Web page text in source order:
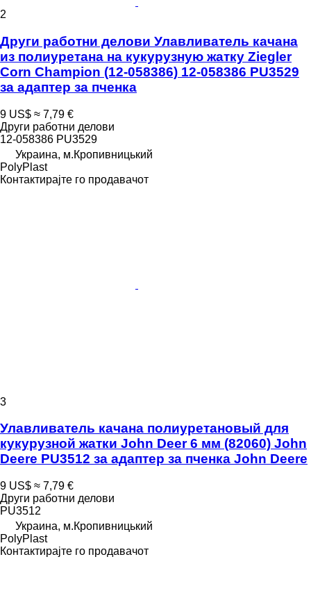
2
Други работни делови Улавливатель качана
из полиуретана на кукурузную жатку Ziegler
Сorn Сhampion (12-058386) 12-058386 PU3529
за адаптер за пченка
9 US$ ≈ 7,79 €
Други работни делови
12-058386 PU3529
Украина, м.Кропивницький
PolyPlast
Контактирајте го продавачот
3
Улавливатель качана полиуретановый для
кукурузной жатки John Deer 6 мм (82060) John
Deere PU3512 за адаптер за пченка John Deere
9 US$ ≈ 7,79 €
Други работни делови
PU3512
Украина, м.Кропивницький
PolyPlast
Контактирајте го продавачот